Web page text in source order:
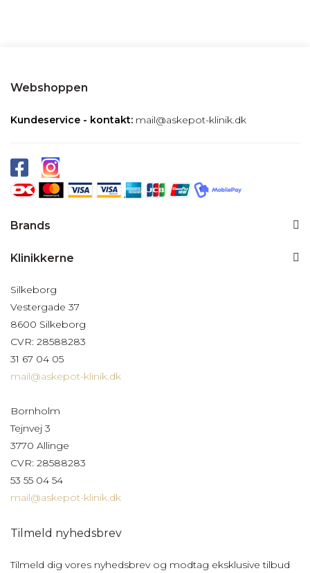
Webshoppen
Kundeservice - kontakt: mail@askepot-klinik.dk
Brands
Klinikkerne
Silkeborg
Vestergade 37
8600 Silkeborg
CVR: 28588283
31 67 04 05
mail@askepot-klinik.dk
Bornholm
Tejnvej 3
3770 Allinge
CVR: 28588283
53 55 04 54
mail@askepot-klinik.dk
Tilmeld nyhedsbrev
Tilmeld dig vores nyhedsbrev og modtag eksklusive tilbud